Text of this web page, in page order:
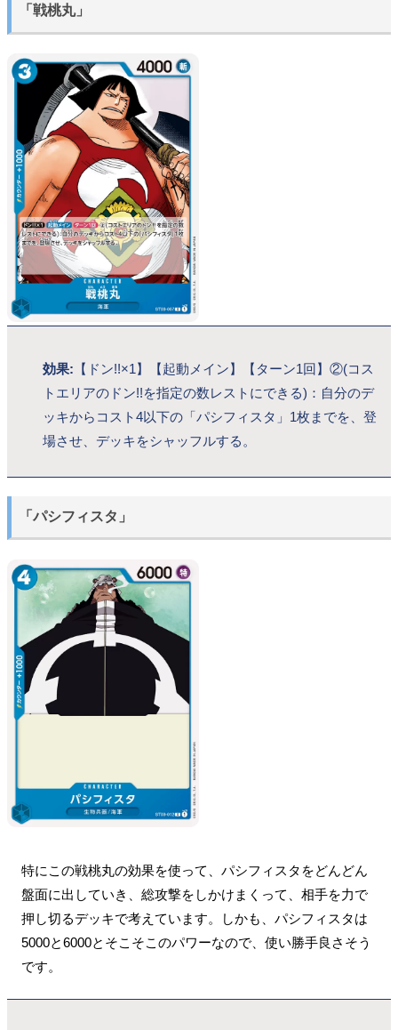
「戦桃丸」
効果: 【ドン!!×1】【起動メイン】【ターン1回】②(コス
トエリアのドン!!を指定の数レストにできる)：自分のデ
ッキからコスト4以下の「パシフィスタ」1枚までを、登
場させ、デッキをシャッフルする。
「パシフィスタ」
特にこの戦桃丸の効果を使って、パシフィスタをどんどん
盤面に出していき、総攻撃をしかけまくって、相手を力で
押し切るデッキで考えています。しかも、パシフィスタは
5000と6000とそこそこのパワーなので、使い勝手良さそう
です。